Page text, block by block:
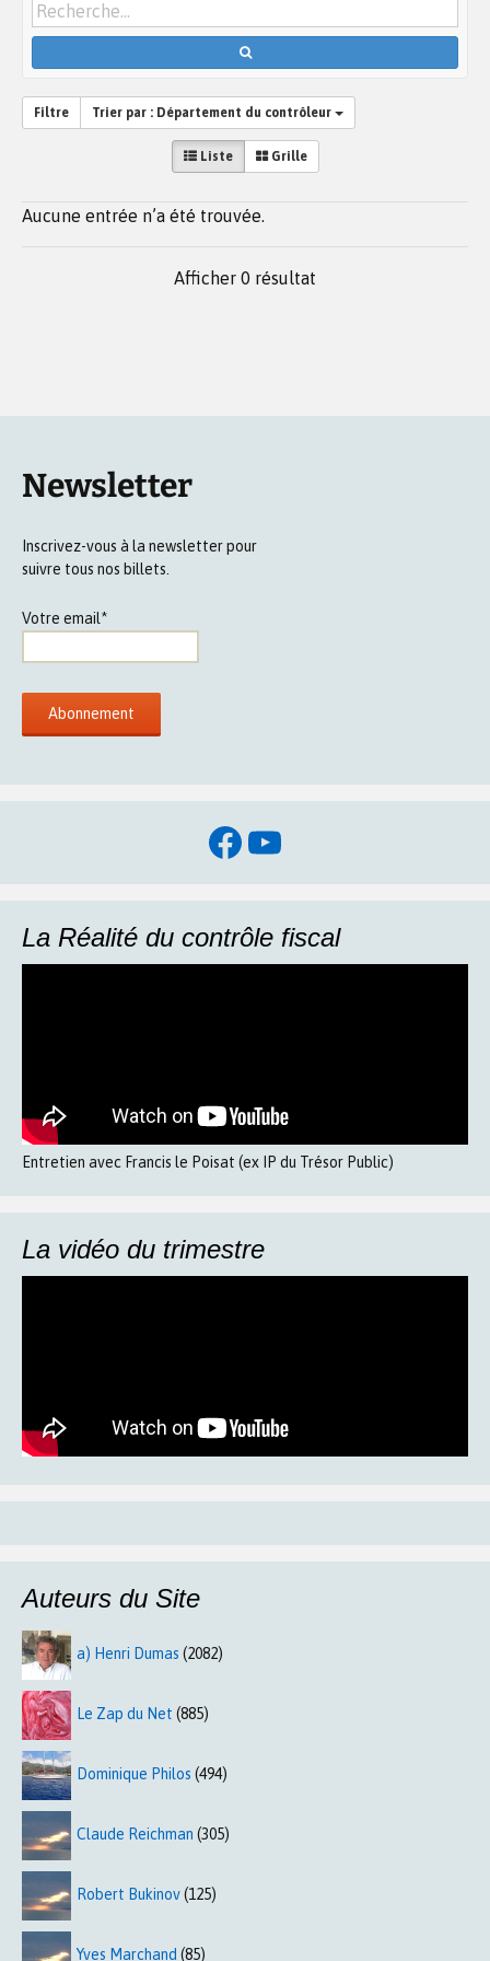
Filtre Trier par : Département du contrôleur
Liste Grille
Aucune entrée n’a été trouvée.
Afficher 0 résultat
Newsletter
Inscrivez-vous à la newsletter pour
suivre tous nos billets.
Votre email*
Facebook
YouTube
La Réalité du contrôle fiscal
Entretien avec Francis le Poisat (ex IP du Trésor Public)
La vidéo du trimestre
Auteurs du Site
a) Henri Dumas (2082)
Le Zap du Net (885)
Dominique Philos (494)
Claude Reichman (305)
Robert Bukinov(125)
Yves Marchand (85)